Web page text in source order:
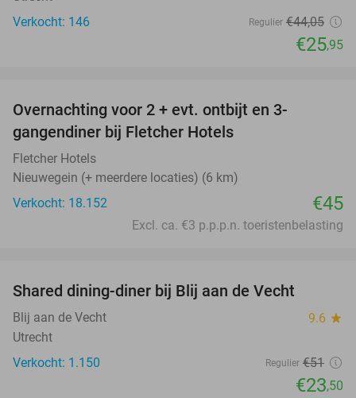
Verkocht: 146
Regulier €44,05
€25,95
Overnachting voor 2 + evt. ontbijt en 3-
gangendiner bij Fletcher Hotels
Fletcher Hotels
Nieuwegein (+ meerdere locaties) (6 km)
Verkocht: 18.152
€45
Excl. ca. €3 p.p.p.n. toeristenbelasting
Shared dining-diner bij Blij aan de Vecht
Blij aan de Vecht 9.6 star
Utrecht
Verkocht: 1.150
Regulier €51
€23,50